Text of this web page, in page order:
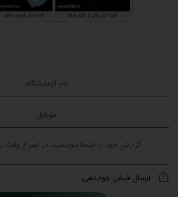
ارسال قبض جوابدهی